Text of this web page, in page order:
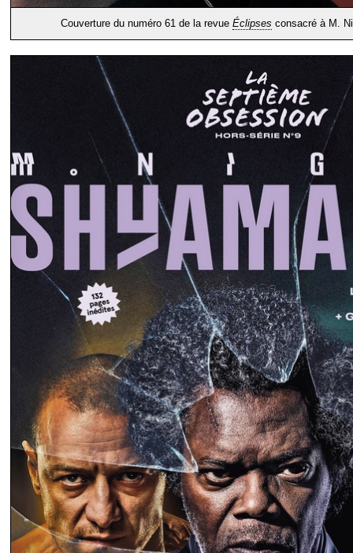
Couverture du numéro 61 de la revue Éclipses consacré à M.